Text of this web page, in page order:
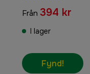
Från 394 kr
I lager
Fynd!